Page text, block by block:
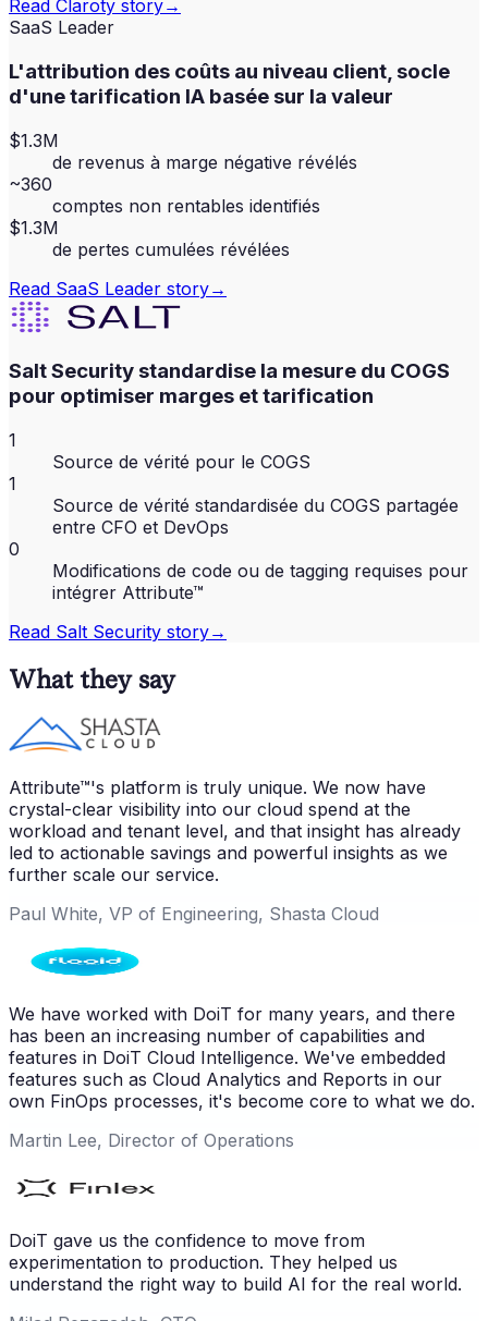
Read Claroty story→
SaaS Leader
L'attribution des coûts au niveau client, socle
d'une tarification IA basée sur la valeur
$1.3M
de revenus à marge négative révélés
~360
comptes non rentables identifiés
$1.3M
de pertes cumulées révélées
Read SaaS Leader story→
Salt Security standardise la mesure du COGS
pour optimiser marges et tarification
1
Source de vérité pour le COGS
1
Source de vérité standardisée du COGS partagée
entre CFO et DevOps
0
Modifications de code ou de tagging requises pour
intégrer Attribute™
Read Salt Security story→
What they say
Attribute™'s platform is truly unique. We now have
crystal-clear visibility into our cloud spend at the
workload and tenant level, and that insight has already
led to actionable savings and powerful insights as we
further scale our service.
Paul White, VP of Engineering, Shasta Cloud
We have worked with DoiT for many years, and there
has been an increasing number of capabilities and
features in DoiT Cloud Intelligence. We've embedded
features such as Cloud Analytics and Reports in our
own FinOps processes, it's become core to what we do.
Martin Lee, Director of Operations
DoiT gave us the confidence to move from
experimentation to production. They helped us
understand the right way to build AI for the real world.